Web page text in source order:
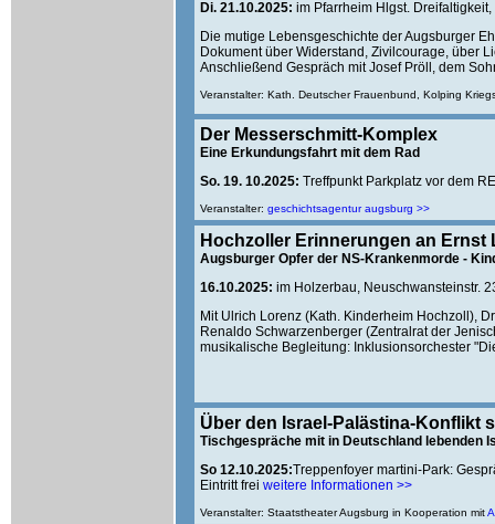
Di. 21.10.2025: im Pfarrheim Hlgst. Dreifaltigkeit,
Die mutige Lebensgeschichte der Augsburger
Dokument über Widerstand, Zivilcourage, über
Anschließend Gespräch mit Josef Pröll, dem
Veranstalter: Kath. Deutscher Frauenbund, Kolping
Der Messerschmitt-Komplex
Eine Erkundungsfahrt mit dem Rad
So. 19. 10.2025: Treffpunkt Parkplatz vor dem
Veranstalter: geschichtsagentur augsburg >>
Hochzoller Erinnerungen an Ernst
Augsburger Opfer der NS-Krankenmorde -
16.10.2025: im Holzerbau, Neuschwansteinstr.
Mit Ulrich Lorenz (Kath. Kinderheim Hochzoll),
Renaldo Schwarzenberger (Zentralrat der
musikalische Begleitung: Inklusionsorchester
Über den Israel-Palästina-Konflikt
Tischgespräche mit in Deutschland lebenden
So 12.10.2025:Treppenfoyer martini-Park:
Eintritt frei weitere Informationen >>
Veranstalter: Staatstheater Augsburg in Kooperation mit